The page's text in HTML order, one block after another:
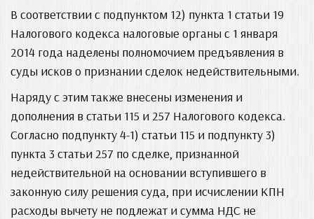
В соответствии с подпунктом 12) пункта 1 статьи 19
Налогового кодекса налоговые органы с 1 января
2014 года наделены полномочием предъявления в
суды исков о признании сделок недействительными.
Наряду с этим также внесены изменения и
дополнения в статьи 115 и 257 Налогового кодекса.
Согласно подпункту 4-1) статьи 115 и подпункту 3)
пункта 3 статьи 257 по сделке, признанной
недействительной на основании вступившего в
законную силу решения суда, при исчислении КПН
расходы вычету не подлежат и сумма НДС не